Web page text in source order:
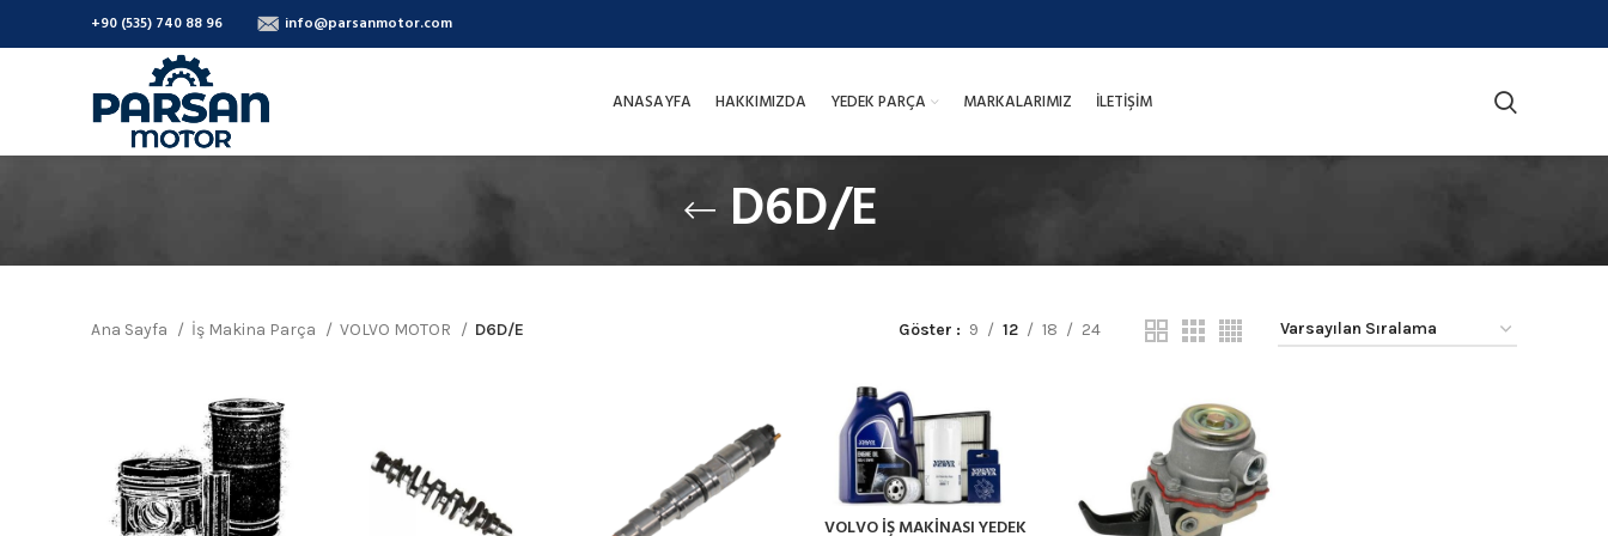
ANASAYFA HAKKIMIZDA YEDEK PARÇA MARKALARIMIZ İLETIŞIM
D6D/E
Ana Sayfa İş Makina Parça VOLVO MOTOR D6D/E Göster 9 12 18 24
VOLVO İŞ MAKİNASI YEDEK
+90 (535) 740 88 96 info@parsanmotor.com